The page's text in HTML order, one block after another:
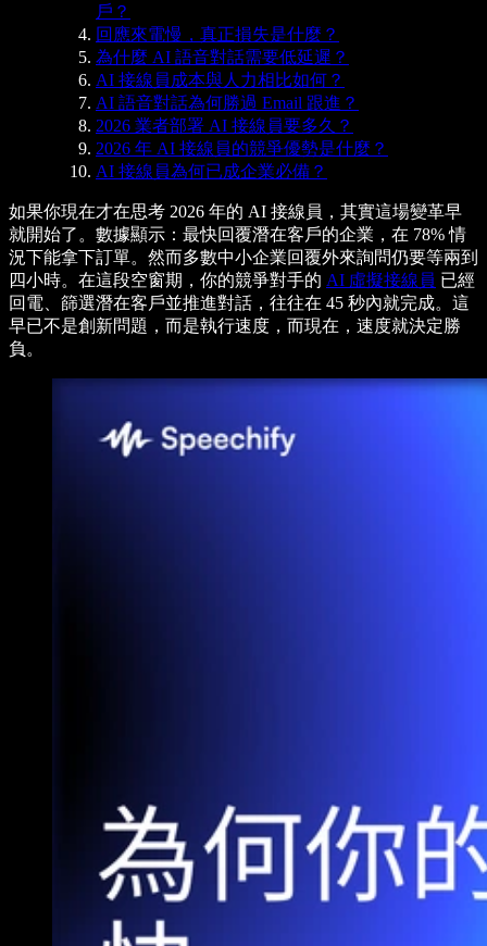
戶？
回應來電慢，真正損失是什麼？
為什麼 AI 語音對話需要低延遲？
AI 接線員成本與人力相比如何？
AI 語音對話為何勝過 Email 跟進？
2026 業者部署 AI 接線員要多久？
2026 年 AI 接線員的競爭優勢是什麼？
AI 接線員為何已成企業必備？
如果你現在才在思考 2026 年的 AI 接線員，其實這場變革早
就開始了。數據顯示：最快回覆潛在客戶的企業，在 78% 情
況下能拿下訂單。然而多數中小企業回覆外來詢問仍要等兩到
四小時。在這段空窗期，你的競爭對手的 AI 虛擬接線員 已經
回電、篩選潛在客戶並推進對話，往往在 45 秒內就完成。這
早已不是創新問題，而是執行速度，而現在，速度就決定勝
負。